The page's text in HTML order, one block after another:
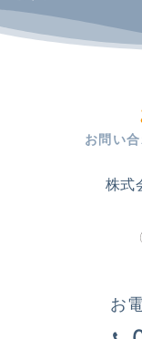
お問い
株式
お